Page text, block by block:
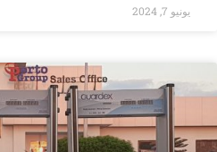
يونيو 7, 2024